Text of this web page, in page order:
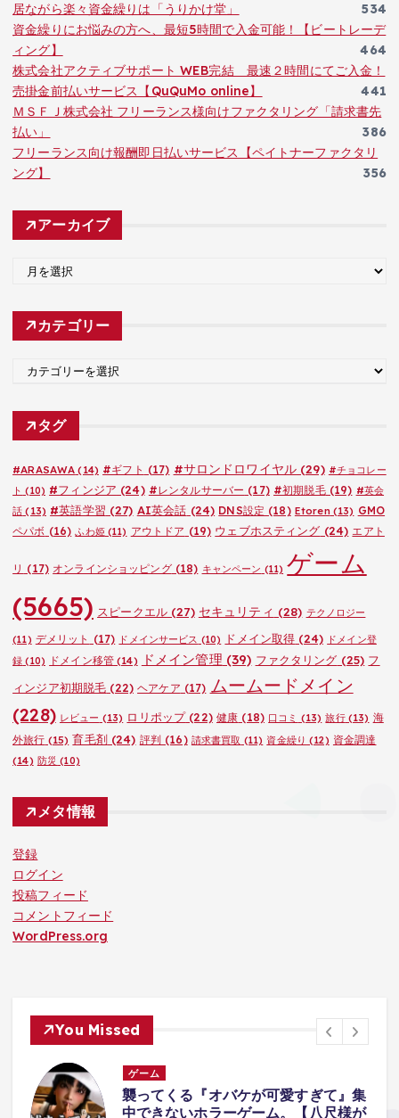
居ながら楽々資金繰りは「うりかけ堂」
534
資金繰りにお悩みの方へ、最短5時間で入金可能！【ビートレーデ
ィング】
464
株式会社アクティブサポート WEB完結 最速２時間にてご入金！
売掛金前払いサービス【QuQuMo online】
441
ＭＳＦＪ株式会社 フリーランス様向けファクタリング「請求書先
払い」
386
フリーランス向け報酬即日払いサービス【ペイトナーファクタリ
ング】
356
アーカイブ
カ
カテゴリー
ゴ
タグ
#ARASAWA (14) #ギフト (17) #サロンドロワイヤル(29) #チョコレー
ト (10) #フィンジア (24) #レンタルサーバー (17) #初期脱毛(19) #英会
話 (13) #英語学習 (27) AI英会話 (24) DNS設定 (18) Etoren(13) GMO
ペパボ (16) ふわ姫(11) アウトドア (19) ウェブホスティング (24) エアト
リ (17) オンラインショッピング(18) キャンペーン (11) ゲーム
(5665) スピークエル(27) セキュリティ (28) テクノロジー
(11) デメリット (17) ドメインサービス (10) ドメイン取得 (24) ドメイン登
録 (10) ドメイン移管(14) ドメイン管理 (39) ファクタリング (25) フ
ィンジア初期脱毛 (22) ヘアケア (17) ムームードメイン
(228) レビュー (13) ロリポップ(22) 健康 (18) 口コミ (13) 旅行(13) 海
外旅行 (15) 育毛剤(24) 評判 (16) 請求書買取 (11) 資金繰り (12) 資金調達
(14) 防災 (10)
メタ情報
登録
ログイン
投稿フィード
コメントフィード
WordPress.org
You Missed
ゲーム
襲ってくる『オバケが可愛すぎて』集
中できないホラーゲーム。【八尺様が